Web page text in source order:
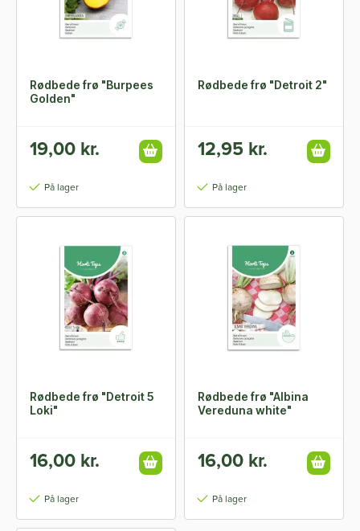
Rødbede frø "Burpees
Golden"
19,00 kr.
På lager
Rødbede frø "Detroit 2"
12,95 kr.
På lager
Rødbede frø "Detroit 5
Loki"
16,00 kr.
På lager
Rødbede frø "Albina
Vereduna white"
16,00 kr.
På lager